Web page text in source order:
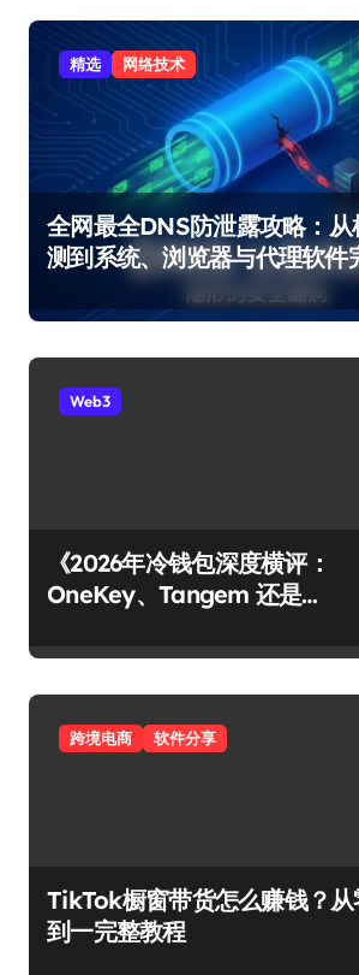
精选 网络技术
全网最全DNS防泄露攻略：从
测到系统、浏览器与代理软件
Web3
《2026年冷钱包深度横评：
OneKey、Tangem 还是
垒？》
跨境电商 软件分享
TikTok橱窗带货怎么赚钱？从
到一完整教程